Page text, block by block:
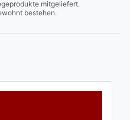
mitgeliefert.
bestehen.